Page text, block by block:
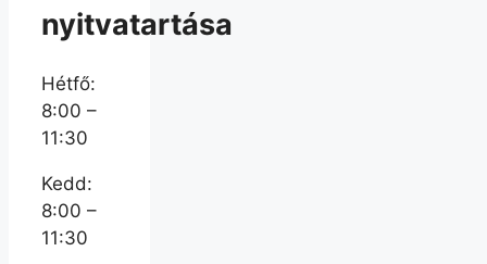
nyitvatartása
Hétfő:
8:00 –
11:30
Kedd:
8:00 –
11:30